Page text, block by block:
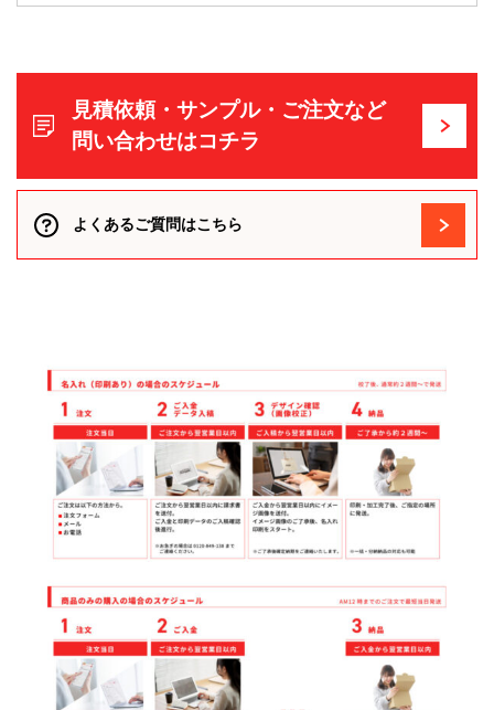
見積依頼・サンプル・ご注文など
問い合わせはコチラ
よくあるご質問はこちら